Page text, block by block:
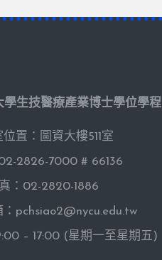
學生技醫療產業博士學位學程
置：圖資大樓511室
2826-7000 # 66136
：02-2820-1886
pchsiao2@nycu.edu.tw
– 17:00 (星期一至星期五)